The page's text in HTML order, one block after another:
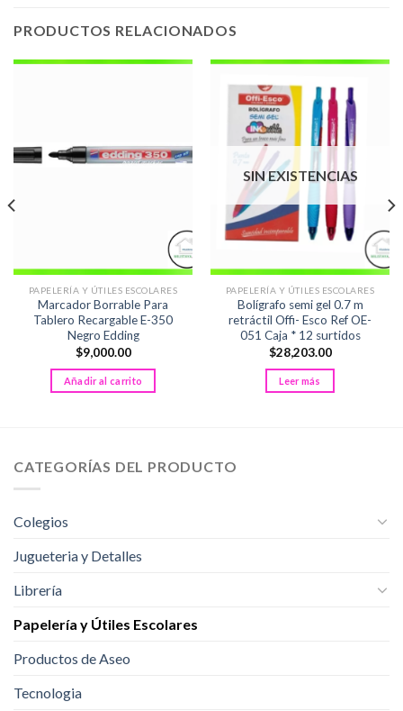
PRODUCTOS RELACIONADOS
PAPELERÍA Y ÚTILES ESCOLARES
Marcador Borrable Para
Tablero Recargable E-350
Negro Edding
$9,000.00
Añadir al carrito
SIN EXISTENCIAS
PAPELERÍA Y ÚTILES ESCOLARES
Bolígrafo semi gel 0.7 m
retráctil Offi- Esco Ref OE-
051 Caja * 12 surtidos
$28,203.00
Leer más
CATEGORÍAS DEL PRODUCTO
Colegios
Jugueteria y Detalles
Librería
Papelería y Útiles Escolares
Productos de Aseo
Tecnologia